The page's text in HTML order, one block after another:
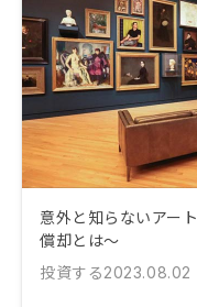
意外と知らないアー
償却とは〜
投資する2023.08.02